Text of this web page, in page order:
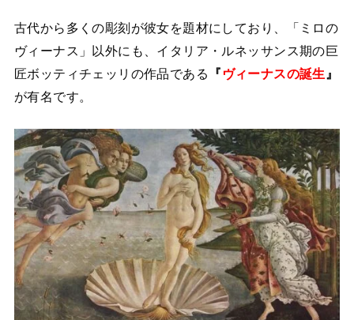
古代から多くの彫刻が彼女を題材にしており、「ミロの
ヴィーナス」以外にも、イタリア・ルネッサンス期の巨
匠ボッティチェッリの作品である
『 ヴィーナスの誕生 』
が有名です。